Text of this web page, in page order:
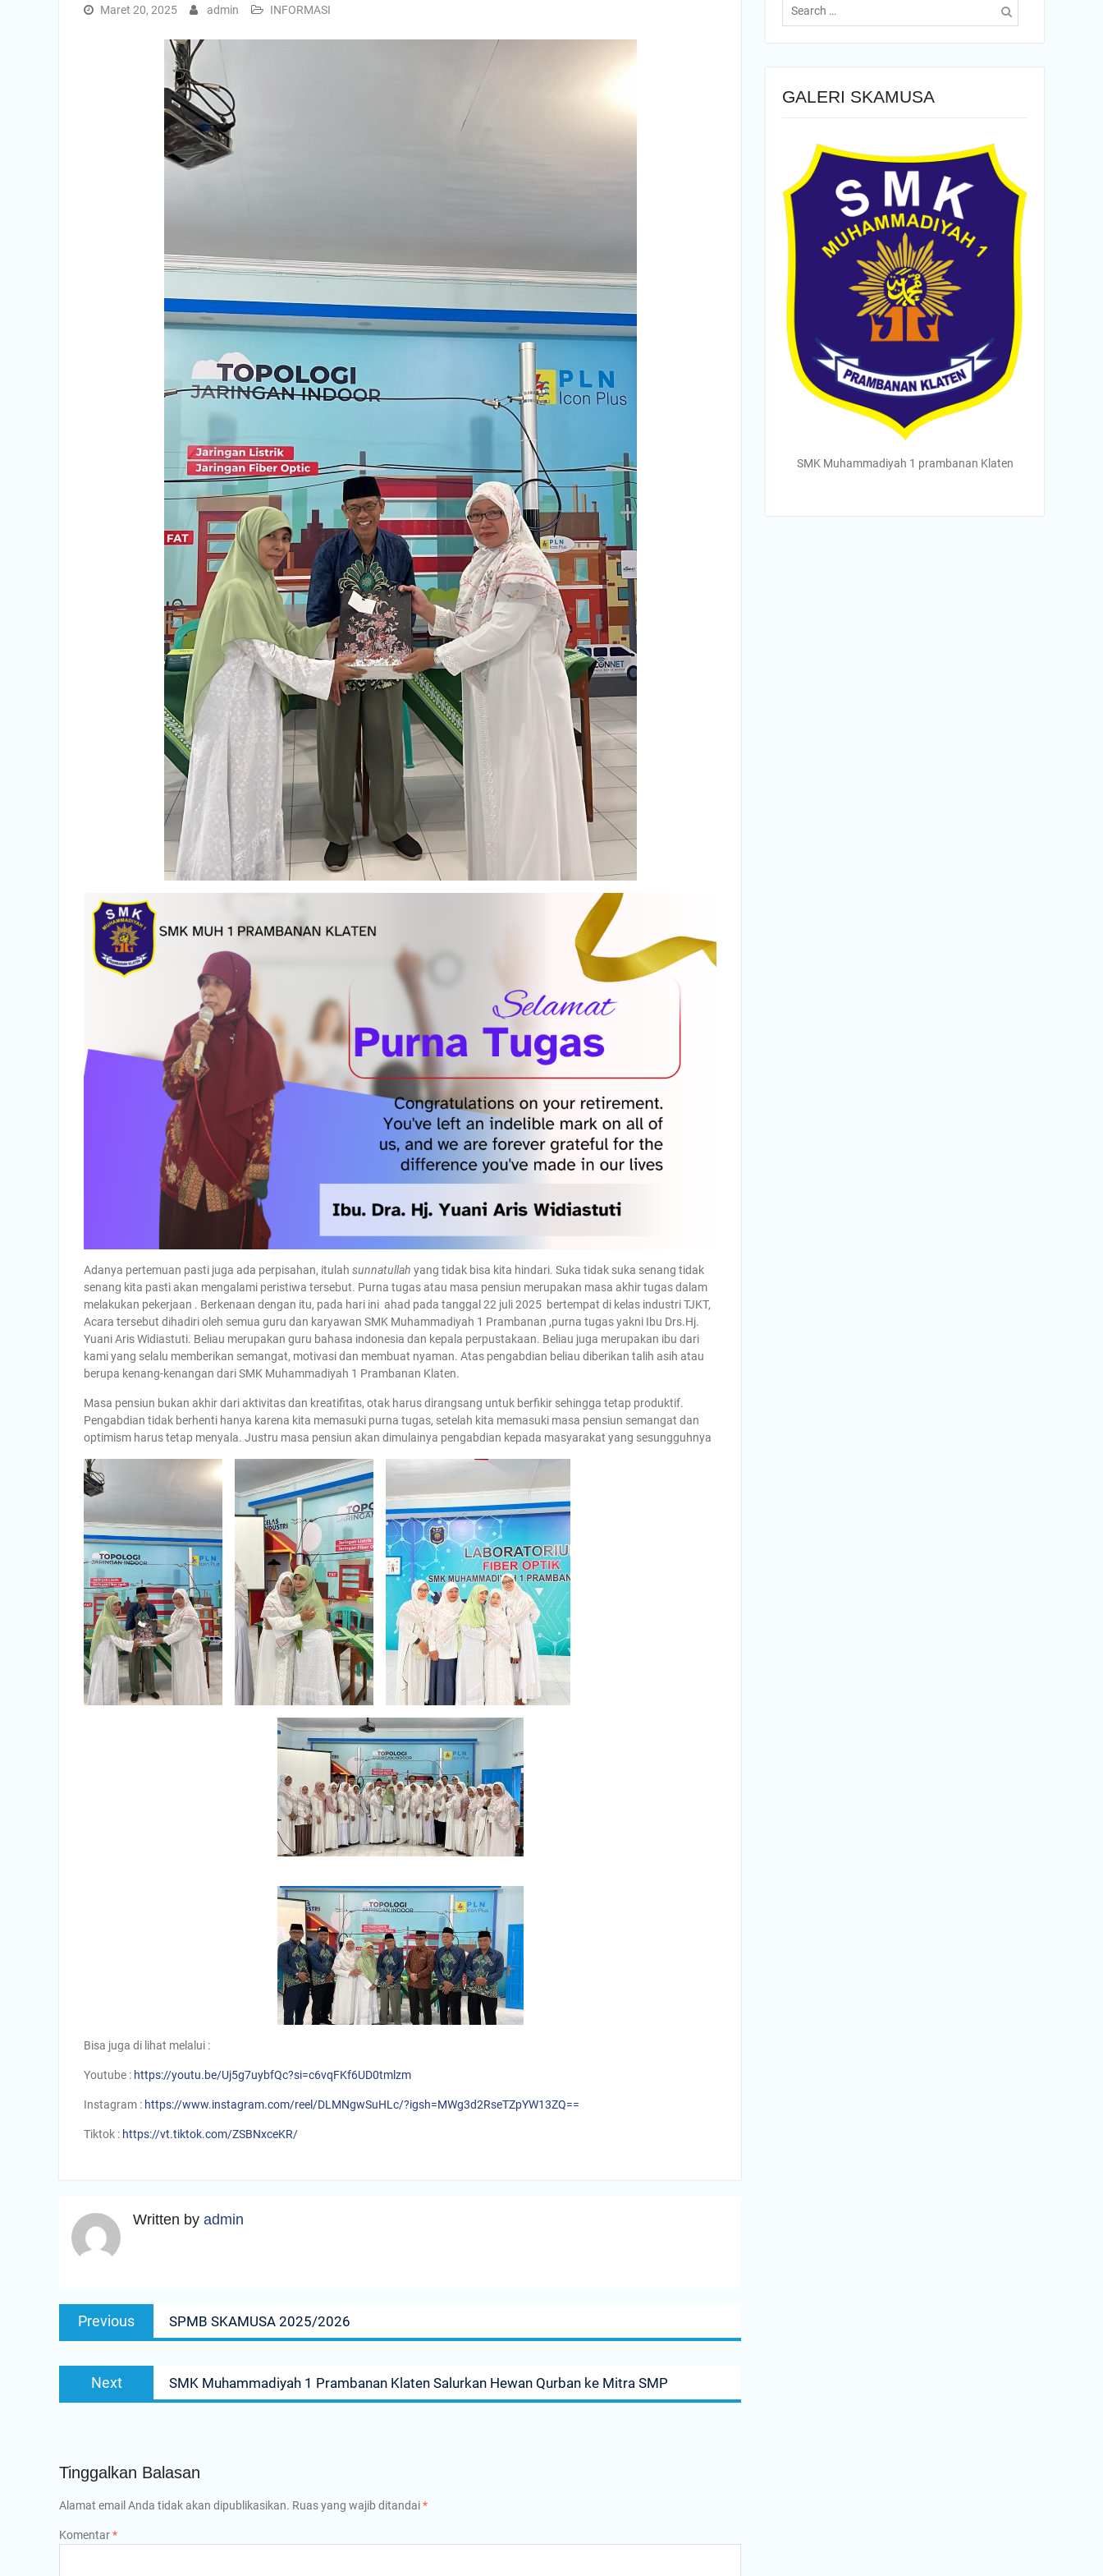
Maret 20, 2025 admin INFORMASI
Adanya pertemuan pasti juga ada perpisahan, itulah sunnatullah yang tidak bisa kita hindari. Suka tidak suka senang tidak
senang kita pasti akan mengalami peristiwa tersebut. Purna tugas atau masa pensiun merupakan masa akhir tugas dalam
melakukan pekerjaan . Berkenaan dengan itu, pada hari ini ahad pada tanggal 22 juli 2025 bertempat di kelas industri TJKT,
Acara tersebut dihadiri oleh semua guru dan karyawan SMK Muhammadiyah 1 Prambanan ,purna tugas yakni Ibu Drs.Hj.
Yuani Aris Widiastuti. Beliau merupakan guru bahasa indonesia dan kepala perpustakaan. Beliau juga merupakan ibu dari
kami yang selalu memberikan semangat, motivasi dan membuat nyaman. Atas pengabdian beliau diberikan talih asih atau
berupa kenang-kenangan dari SMK Muhammadiyah 1 Prambanan Klaten.
Masa pensiun bukan akhir dari aktivitas dan kreatifitas, otak harus dirangsang untuk berfikir sehingga tetap produktif.
Pengabdian tidak berhenti hanya karena kita memasuki purna tugas, setelah kita memasuki masa pensiun semangat dan
optimism harus tetap menyala. Justru masa pensiun akan dimulainya pengabdian kepada masyarakat yang sesungguhnya
Bisa juga di lihat melalui :
Youtube : https://youtu.be/Uj5g7uybfQc?si=c6vqFKf6UD0tmlzm
Instagram : https://www.instagram.com/reel/DLMNgwSuHLc/?igsh=MWg3d2RseTZpYW13ZQ==
Tiktok : https://vt.tiktok.com/ZSBNxceKR/
Written by admin
Navigasi
posPrevious
post:
SPMB SKAMUSA 2025/2026
Next
post:
SMK Muhammadiyah 1 Prambanan Klaten Salurkan Hewan Qurban ke Mitra SMP
Tinggalkan Balasan
Alamat email Anda tidak akan dipublikasikan. Ruas yang wajib ditandai*
Komentar*
for:
GALERI SKAMUSA
SMK Muhammadiyah 1 prambanan Klaten